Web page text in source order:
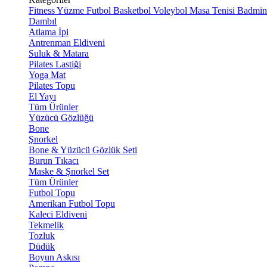
FitnessYüzme Futbol Basketbol Voleybol Masa Tenisi
Dambıl
Atlama İpi
Antrenman Eldiveni
Suluk & Matara
Pilates Lastiği
Yoga Mat
Pilates Topu
El Yayı
Tüm Ürünler
Yüzücü Gözlüğü
Bone
Şnorkel
Bone & Yüzücü Gözlük Seti
Burun Tıkacı
Maske & Şnorkel Set
Tüm Ürünler
Futbol Topu
Amerikan Futbol Topu
Kaleci Eldiveni
Tekmelik
Tozluk
Düdük
Boyun Askısı